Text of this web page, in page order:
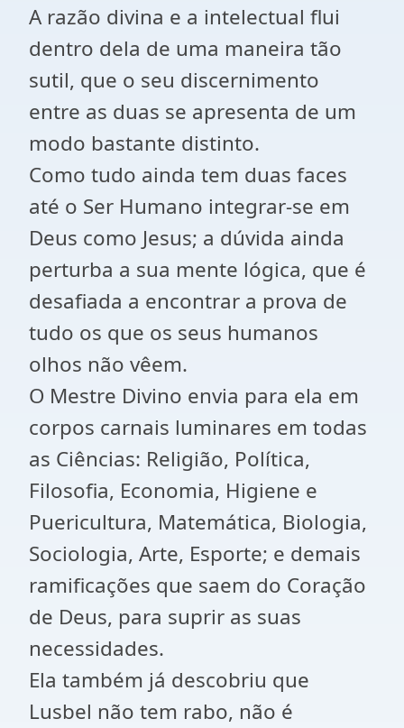
A razão divina e a intelectual flui
dentro dela de uma maneira tão
sutil, que o seu discernimento
entre as duas se apresenta de um
modo bastante distinto.
Como tudo ainda tem duas faces
até o Ser Humano integrar-se em
Deus como Jesus; a dúvida ainda
perturba a sua mente lógica, que é
desafiada a encontrar a prova de
tudo os que os seus humanos
olhos não vêem.
O Mestre Divino envia para ela em
corpos carnais luminares em todas
as Ciências: Religião, Política,
Filosofia, Economia, Higiene e
Puericultura, Matemática, Biologia,
Sociologia, Arte, Esporte; e demais
ramificações que saem do Coração
de Deus, para suprir as suas
necessidades.
Ela também já descobriu que
Lusbel não tem rabo, não é